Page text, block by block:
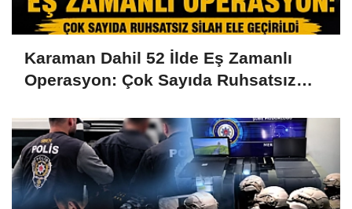
Karaman Dahil 52 İlde Eş Zamanlı
Operasyon: Çok Sayıda Ruhsatsız